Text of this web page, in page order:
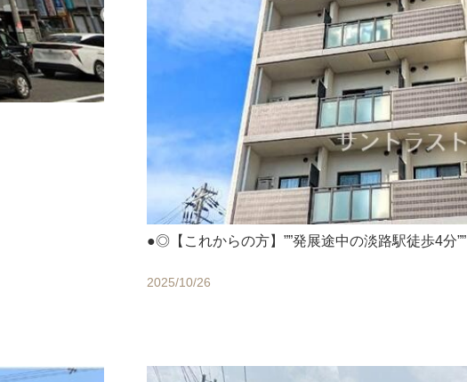
●◎【これからの方】””発展途中の淡路駅徒歩4分””
2025/10/26